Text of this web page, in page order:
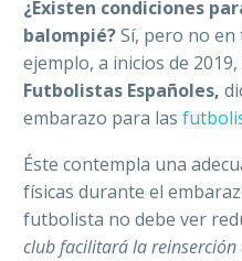
¿Existen condiciones
balompié?Sí, pero no en
ejemplo, a inicios de 2019,
Futbolistas Españoles,
embarazo para las
Éste contempla una
físicas durante el
futbolista no debe ver
club facilitará la